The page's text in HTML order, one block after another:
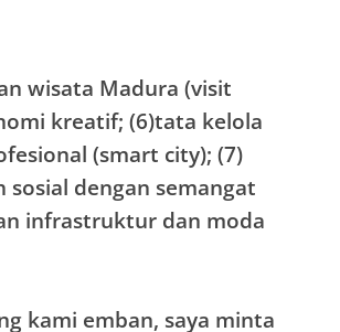
wisata Madura (visit
kreatif; (6)tata kelola
(smart city); (7)
dengan semangat
infrastruktur dan moda
kami emban, saya minta